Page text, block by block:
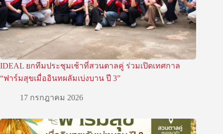
IDEAL ยกทีมประชุมเช้าที่สวนตาลคู่ ร่วมเปิดเทศกาล
“ฟาร์มสุขเมื่ออินทผลัมเบ่งบาน ปี 3”
17 กรกฎาคม 2026